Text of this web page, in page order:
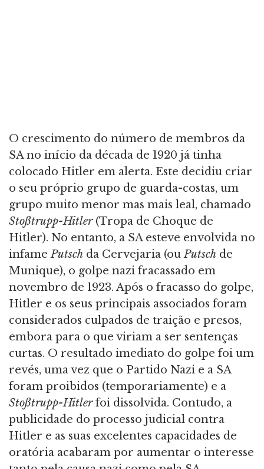
O crescimento do número de membros da
SA no início da década de 1920 já tinha
colocado Hitler em alerta. Este decidiu criar
o seu próprio grupo de guarda-costas, um
grupo muito menor mas mais leal, chamado
Stoßtrupp-Hitler(Tropa de Choque de
Hitler). No entanto, a SA esteve envolvida no
infamePutsch da Cervejaria (ouPutsch de
Munique), o golpe nazi fracassado em
novembro de 1923. Após o fracasso do golpe,
Hitler e os seus principais associados foram
considerados culpados de traição e presos,
embora para o que viriam a ser sentenças
curtas. O resultado imediato do golpe foi um
revés, uma vez que o Partido Nazi e a SA
foram proibidos (temporariamente) e a
Stoßtrupp-Hitlerfoi dissolvida. Contudo, a
publicidade do processo judicial contra
Hitler e as suas excelentes capacidades de
oratória acabaram por aumentar o interesse